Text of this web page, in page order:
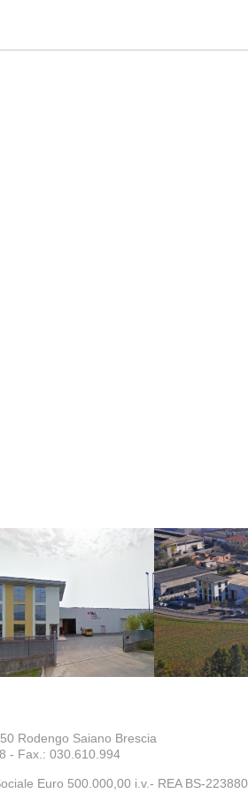
Rodengo Saiano Brescia
- Fax.: 030.610.994
Euro 500.000,00 i.v.- REA BS-223880